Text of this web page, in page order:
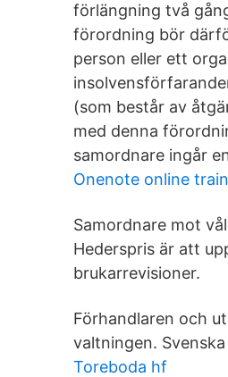
förlängning två
förordning bör
person eller ett
(som består av
med denna
samordnare ingår
Onenote online
Samordnare mot
Hederspris är att
brukarrevisioner.
Förhandlaren och
valtningen.
Toreboda hf